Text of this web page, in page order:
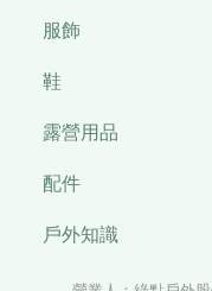
服飾
鞋
露營用品
配件
戶外知識